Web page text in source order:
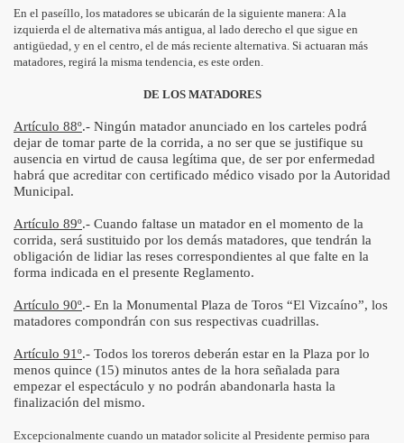
En el paseíllo, los matadores se ubicarán de la siguiente manera: A la
izquierda el de alternativa más antigua, al lado derecho el que sigue en
antigüedad, y en el centro, el de más reciente alternativa. Si actuaran más
matadores, regirá la misma tendencia, es este orden.
DE LOS MATADORES
Artículo 88º.- Ningún matador anunciado en los carteles podrá
dejar de tomar parte de la corrida, a no ser que se justifique su
ausencia en virtud de causa legítima que, de ser por enfermedad
habrá que acreditar con certificado médico visado por la Autoridad
Municipal.
Artículo 89º.- Cuando faltase un matador en el momento de la
corrida, será sustituido por los demás matadores, que tendrán la
obligación de lidiar las reses correspondientes al que falte en la
forma indicada en el presente Reglamento.
Artículo 90º.- En la Monumental Plaza de Toros “El Vizcaíno”, los
matadores compondrán con sus respectivas cuadrillas.
Artículo 91º.- Todos los toreros deberán estar en la Plaza por lo
menos quince (15) minutos antes de la hora señalada para
empezar el espectáculo y no podrán abandonarla hasta la
finalización del mismo.
Excepcionalmente cuando un matador solicite al Presidente permiso para